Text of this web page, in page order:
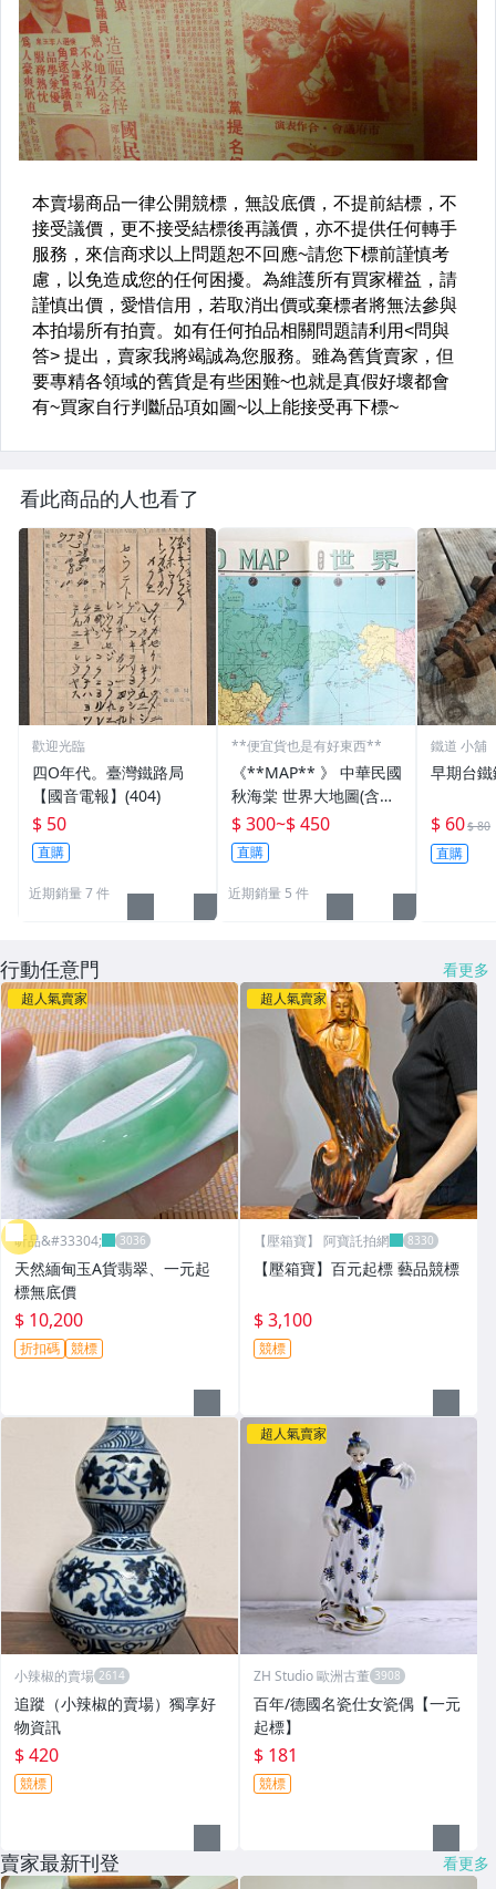
看此商品的人也看了
歡迎光臨
四O年代。臺灣鐵路局
【國音電報】(404)
$ 50
直購
近期銷量 7 件
**便宜貨也是有好東西**
《**MAP** 》 中華民國
秋海棠 世界大地圖(含各
國國旗) 文獻珍藏
$ 300~$ 450
直購
近期銷量 5 件
鐵道 小舖
早期台
$ 60$ 80
直購
行動任意門 看更多
超人氣賣家
昕品&#33304;
天然緬甸玉A貨翡翠、一元起
標無底價
$ 10,200
折扣碼 競標
超人氣賣家
【壓箱寶】 阿寶託拍網
【壓箱寶】百元起標 藝品競標
$ 3,100
競標
小辣椒的賣場
追蹤（小辣椒的賣場）獨享好
物資訊
$ 420
競標
超人氣賣家
ZH Studio 歐洲古董
百年/德國名瓷仕女瓷偶【一元
起標】
$ 181
競標
賣家最新刊登 看更多